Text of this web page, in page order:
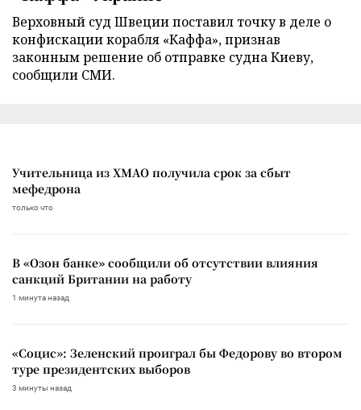
Верховный суд Швеции поставил точку в деле о
конфискации корабля «Каффа», признав
законным решение об отправке судна Киеву,
сообщили СМИ.
Учительница из ХМАО получила срок за сбыт
мефедрона
только что
В «Озон банке» сообщили об отсутствии влияния
санкций Британии на работу
1 минута назад
«Социс»: Зеленский проиграл бы Федорову во втором
туре президентских выборов
3 минуты назад